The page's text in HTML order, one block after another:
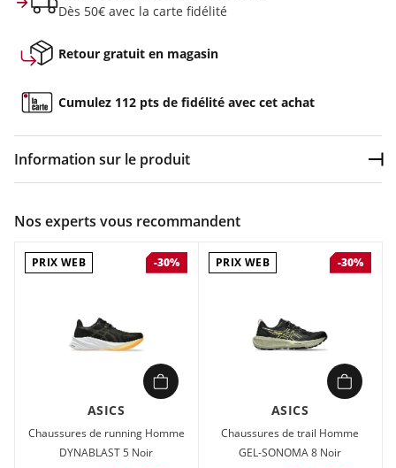
Dès 50€ avec la carte fidélité
Retour gratuit en magasin
Cumulez 112 pts de fidélité avec cet achat
Information sur le produit
Chaussures de trail Homme Asics GEL-TRABUCO 13 Vert en
Nos experts vous recommandent
PRIX WEB -30%
ASICS
Chaussures de running Homme
DYNABLAST 5 Noir
PRIX WEB -30%
ASICS
Chaussures de trail Homme
GEL-SONOMA 8 Noir